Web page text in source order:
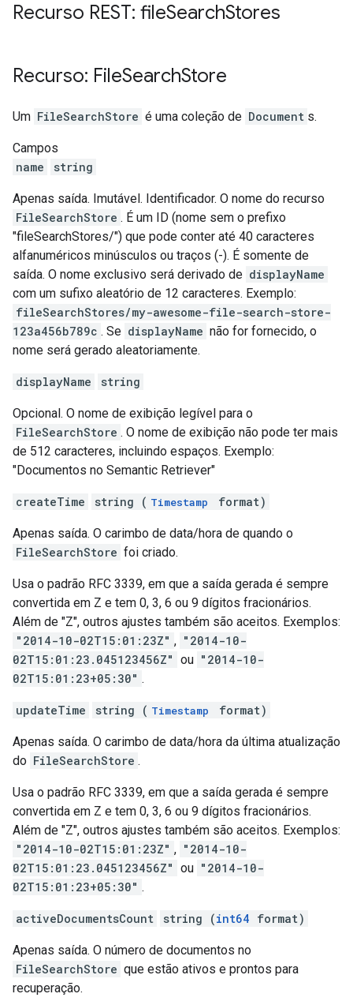
Recurso REST: fileSearchStores
Recurso: FileSearchStore
Um FileSearchStore é uma coleção de Document s.
Campos
name
string
Apenas saída. Imutável. Identificador. O nome do recurso
FileSearchStore . É um ID (nome sem o prefixo
"fileSearchStores/") que pode conter até 40 caracteres
alfanuméricos minúsculos ou traços (-). É somente de
saída. O nome exclusivo será derivado de displayName
com um sufixo aleatório de 12 caracteres. Exemplo:
fileSearchStores/my-awesome-file-search-store-
123a456b789c . Se displayName não for fornecido, o
nome será gerado aleatoriamente.
displayName string
Opcional. O nome de exibição legível para o
FileSearchStore . O nome de exibição não pode ter mais
de 512 caracteres, incluindo espaços. Exemplo:
"Documentos no Semantic Retriever"
createTime string ( Timestamp format)
Apenas saída. O carimbo de data/hora de quando o
FileSearchStore foi criado.
Usa o padrão RFC 3339, em que a saída gerada é sempre
convertida em Z e tem 0, 3, 6 ou 9 dígitos fracionários.
Além de "Z", outros ajustes também são aceitos. Exemplos:
"2014-10-02T15:01:23Z" , "2014-10-
02T15:01:23.045123456Z" ou "2014-10-
02T15:01:23+05:30" .
updateTime string ( Timestamp format)
Apenas saída. O carimbo de data/hora da última atualização
do FileSearchStore .
Usa o padrão RFC 3339, em que a saída gerada é sempre
convertida em Z e tem 0, 3, 6 ou 9 dígitos fracionários.
Além de "Z", outros ajustes também são aceitos. Exemplos:
"2014-10-02T15:01:23Z" , "2014-10-
02T15:01:23.045123456Z" ou "2014-10-
02T15:01:23+05:30" .
activeDocumentsCount string (int64 format)
Apenas saída. O número de documentos no
FileSearchStore que estão ativos e prontos para
recuperação.